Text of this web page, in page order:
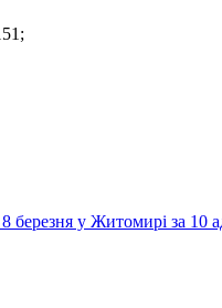
8 березня у Житомирі за 10